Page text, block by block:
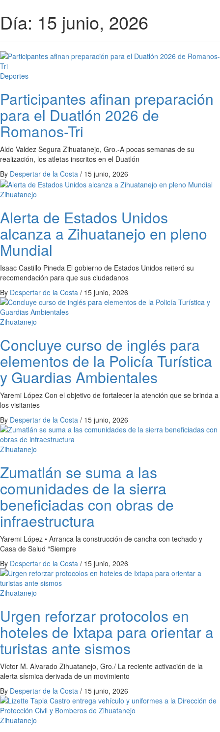
Día: 15 junio, 2026
Deportes
Participantes afinan preparación
para el Duatlón 2026 de
Romanos-Tri
Aldo Valdez Segura Zihuatanejo, Gro.-A pocas semanas de su
realización, los atletas inscritos en el Duatlón
By Despertar de la Costa / 15 junio, 2026
Zihuatanejo
Alerta de Estados Unidos
alcanza a Zihuatanejo en pleno
Mundial
Isaac Castillo Pineda El gobierno de Estados Unidos reiteró su
recomendación para que sus ciudadanos
By Despertar de la Costa / 15 junio, 2026
Zihuatanejo
Concluye curso de inglés para
elementos de la Policía Turística
y Guardias Ambientales
Yaremi López Con el objetivo de fortalecer la atención que se brinda a
los visitantes
By Despertar de la Costa / 15 junio, 2026
Zihuatanejo
Zumatlán se suma a las
comunidades de la sierra
beneficiadas con obras de
infraestructura
Yaremi López • Arranca la construcción de cancha con techado y
Casa de Salud “Siempre
By Despertar de la Costa / 15 junio, 2026
Zihuatanejo
Urgen reforzar protocolos en
hoteles de Ixtapa para orientar a
turistas ante sismos
Víctor M. Alvarado Zihuatanejo, Gro./ La reciente activación de la
alerta sísmica derivada de un movimiento
By Despertar de la Costa / 15 junio, 2026
Zihuatanejo